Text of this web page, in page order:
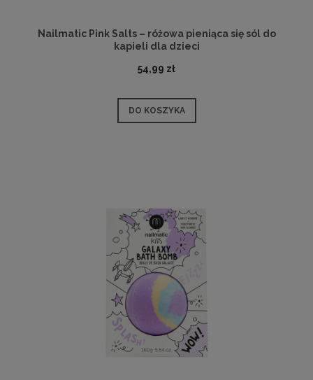
Nailmatic Pink Salts – różowa pieniąca się sól do
kapieli dla dzieci
54,99 zł
DO KOSZYKA